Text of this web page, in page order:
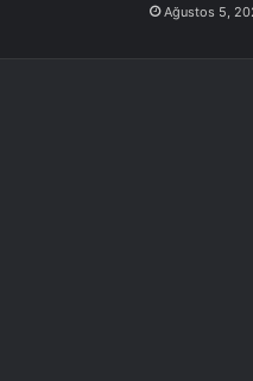
Ağustos 5,